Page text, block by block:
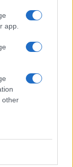
app.
other